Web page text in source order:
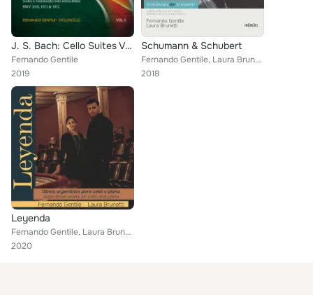
J. S. Bach: Cello Suites Vol 2
Fernando Gentile
2019
Schumann & Schubert
Fernando Gentile, Laura Brunetti
2018
Leyenda
Fernando Gentile, Laura Brunetti
2020